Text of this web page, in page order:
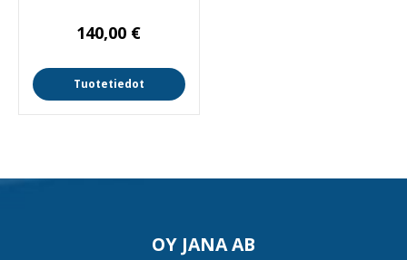
140,00 €
Tuotetiedot
OY JANA AB